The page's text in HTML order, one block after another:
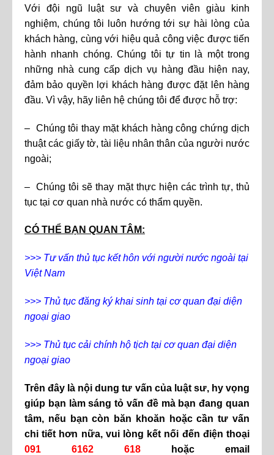
Với đội ngũ luật sư và chuyên viên giàu kinh
nghiệm, chúng tôi luôn hướng tới sự hài lòng của
khách hàng, cùng với hiệu quả công việc được tiến
hành nhanh chóng. Chúng tôi tự tin là một trong
những nhà cung cấp dịch vụ hàng đầu hiện nay,
đảm bảo quyền lợi khách hàng được đặt lên hàng
đầu. Vì vậy, hãy liên hệ chúng tôi để được hỗ trợ:
– Chúng tôi thay mặt khách hàng công chứng dịch
thuật các giấy tờ, tài liệu nhân thân của người nước
ngoài;
– Chúng tôi sẽ thay mặt thực hiện các trình tự, thủ
tục tại cơ quan nhà nước có thẩm quyền.
CÓ THỂ BẠN QUAN TÂM:
>>> Tư vấn thủ tục kết hôn với người nước ngoài tại
Việt Nam
>>> Thủ tục đăng ký khai sinh tại cơ quan đại diện
ngoại giao
>>> Thủ tục cải chính hộ tịch tại cơ quan đại diện
ngoại giao
Trên đây là nội dung tư vấn của luật sư, hy vọng
giúp bạn làm sáng tỏ vấn đề mà bạn đang quan
tâm, nếu bạn còn băn khoăn hoặc cần tư vấn
chi tiết hơn nữa, vui lòng kết nối đến điện thoại
091 6162 618 hoặc email